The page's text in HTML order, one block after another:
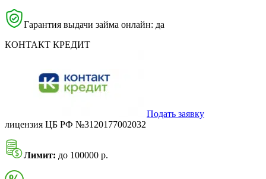
Гарантия выдачи займа онлайн: да
КОНТАКТ КРЕДИТ
Подать заявку
лицензия ЦБ РФ №3120177002032
Лимит: до 100000 р.